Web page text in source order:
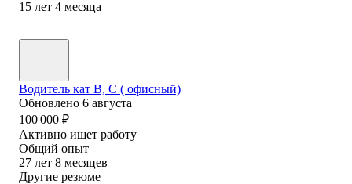
15 лет 4 месяца
Водитель кат В, С ( офисный)
Обновлено 6 августа
100 000 ₽
Активно ищет работу
Общий опыт
27 лет 8 месяцев
Другие резюме